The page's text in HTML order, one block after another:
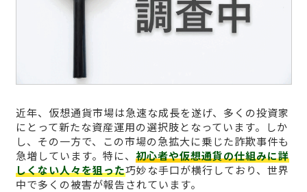
近年、仮想通貨市場は急速な成長を遂げ、多くの投資家
にとって新たな資産運用の選択肢となっています。しか
し、その一方で、この市場の急拡大に乗じた詐欺事件も
急増しています。特に、 初心者や仮想通貨の仕組みに詳
しくない人々を狙った巧妙な手口が横行しており、世界
中で多くの被害が報告されています。